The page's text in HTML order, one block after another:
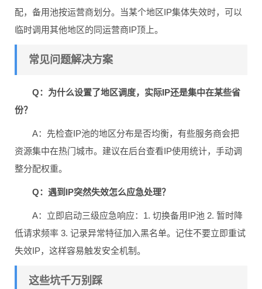
配，备用池按运营商划分。当某个地区IP集体失效时，可以
临时调用其他地区的同运营商IP顶上。
常见问题解决方案
Q：为什么设置了地区调度，实际IP还是集中在某些省
份？
A：先检查IP池的地区分布是否均衡，有些服务商会把
资源集中在热门城市。建议在后台查看IP使用统计，手动调
整分配权重。
Q：遇到IP突然失效怎么应急处理？
A：立即启动三级应急响应：1. 切换备用IP池 2. 暂时降
低请求频率 3. 记录异常特征加入黑名单。记住不要立即重试
失效IP，这样容易触发安全机制。
这些坑千万别踩